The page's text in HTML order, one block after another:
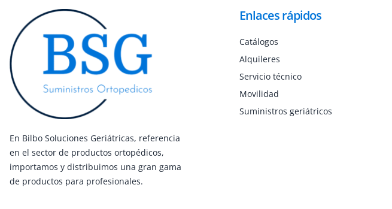
En Bilbo Soluciones Geriátricas, referencia
en el sector de productos ortopédicos,
importamos y distribuimos una gran gama
de productos para profesionales.
Enlaces rápidos
Catálogos
Alquileres
Servicio técnico
Movilidad
Suministros geriátricos